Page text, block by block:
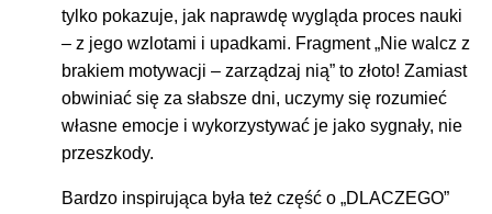
tylko pokazuje, jak naprawdę wygląda proces nauki
– z jego wzlotami i upadkami. Fragment „Nie walcz z
brakiem motywacji – zarządzaj nią” to złoto! Zamiast
obwiniać się za słabsze dni, uczymy się rozumieć
własne emocje i wykorzystywać je jako sygnały, nie
przeszkody.
Bardzo inspirująca była też część o „DLACZEGO”